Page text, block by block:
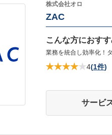
株式会社オロ
ZAC
こんな方におす
業務を統合し効率化！
4(1件)
サービ